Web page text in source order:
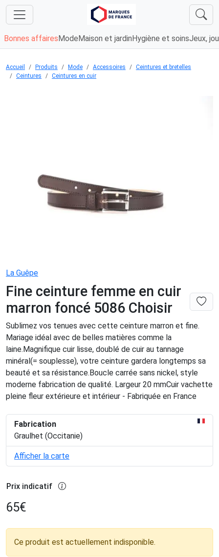
Bonnes affaires Mode Maison et jardin Hygiène et soinsJeux,
Accueil Produits Mode Accessoires
Ceintures et bretelles
Ceintures
Ceintures en cuir
La Guêpe
Fine ceinture femme en cuir
marron foncé 5086 Choisir
Sublimez vos tenues avec cette ceinture marron et fine.
Mariage idéal avec de belles matières comme la
laine.Magnifique cuir lisse, doublé de cuir au tannage
minéral(= souplesse), votre ceinture gardera longtemps sa
beauté et sa résistance.Boucle carrée sans nickel, style
moderne fabrication de qualité. Largeur 20 mmCuir vachette
pleine fleur extérieure et intérieur - Fabriquée en France
Fabrication
Graulhet (Occitanie)
Afficher la carte
Prix indicatif
65€
Ce produit est actuellement indisponible.